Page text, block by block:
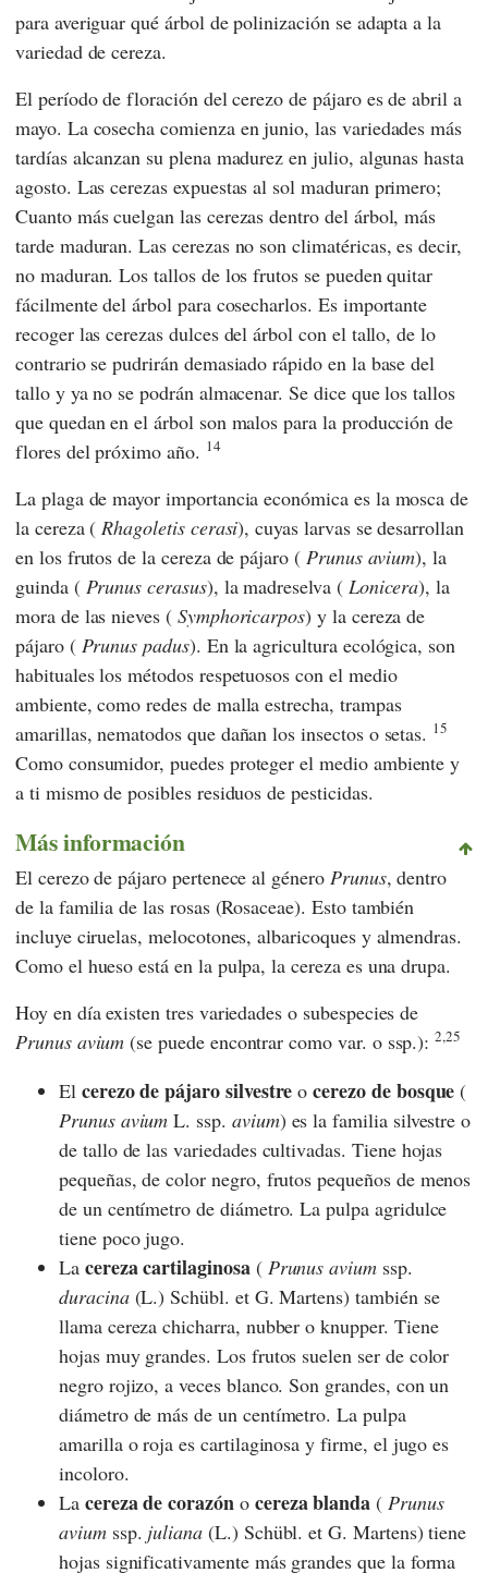
para averiguar qué árbol de polinización se adapta a la
variedad de cereza.
El período de floración del cerezo de pájaro es de abril a
mayo. La cosecha comienza en junio, las variedades más
tardías alcanzan su plena madurez en julio, algunas hasta
agosto. Las cerezas expuestas al sol maduran primero;
Cuanto más cuelgan las cerezas dentro del árbol, más
tarde maduran. Las cerezas no son climatéricas, es decir,
no maduran. Los tallos de los frutos se pueden quitar
fácilmente del árbol para cosecharlos. Es importante
recoger las cerezas dulces del árbol con el tallo, de lo
contrario se pudrirán demasiado rápido en la base del
tallo y ya no se podrán almacenar. Se dice que los tallos
que quedan en el árbol son malos para la producción de
flores del próximo año. 14
La plaga de mayor importancia económica es la mosca de
la cereza (Rhagoletis cerasi), cuyas larvas se desarrollan
en los frutos de la cereza de pájaro ( Prunus avium), la
guinda ( Prunus cerasus), la madreselva ( Lonicera), la
mora de las nieves ( Symphoricarpos) y la cereza de
pájaro ( Prunus padus). En la agricultura ecológica, son
habituales los métodos respetuosos con el medio
ambiente, como redes de malla estrecha, trampas
amarillas, nematodos que dañan los insectos o setas. 15
Como consumidor, puedes proteger el medio ambiente y
a ti mismo de posibles residuos de pesticidas.
Más información
El cerezo de pájaro pertenece al género Prunus, dentro
de la familia de las rosas (Rosaceae). Esto también
incluye ciruelas, melocotones, albaricoques y almendras.
Como el hueso está en la pulpa, la cereza es una drupa.
Hoy en día existen tres variedades o subespecies de
Prunus avium (se puede encontrar como var. o ssp.):2,25
El cerezo de pájaro silvestre ocerezo de bosque (
Prunus avium L. ssp. avium) es la familia silvestre o
de tallo de las variedades cultivadas. Tiene hojas
pequeñas, de color negro, frutos pequeños de menos
de un centímetro de diámetro. La pulpa agridulce
tiene poco jugo.
La cereza cartilaginosa( Prunus aviumssp.
duracina(L.) Schübl. et G. Martens) también se
llama cereza chicharra, nubber o knupper. Tiene
hojas muy grandes. Los frutos suelen ser de color
negro rojizo, a veces blanco. Son grandes, con un
diámetro de más de un centímetro. La pulpa
amarilla o roja es cartilaginosa y firme, el jugo es
incoloro.
La cereza de corazóno cereza blanda ( Prunus
aviumssp. juliana (L.) Schübl. et G. Martens) tiene
hojas significativamente más grandes que la forma